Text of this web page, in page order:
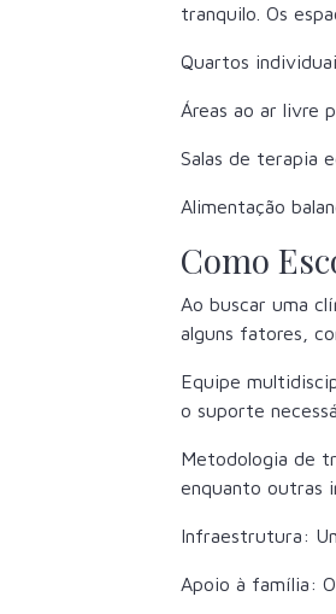
tranquilo. Os
Quartos
Áreas ao ar livre
Salas de terapia
Alimentação
Como
Ao buscar uma
alguns fatores,
Equipe
o suporte
Metodologia de
enquanto outras
Infraestrutura:
Apoio à família: